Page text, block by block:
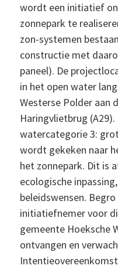
wordt een initiatief
zonnepark te
zon-systemen
constructie met
paneel). De
in het open water
Westerse Polder aan
Haringvlietbrug
watercategorie 3:
wordt gekeken naar
het zonnepark. Dit is
ecologische
beleidswensen.
initiatiefnemer voor
gemeente Hoeksche
ontvangen en